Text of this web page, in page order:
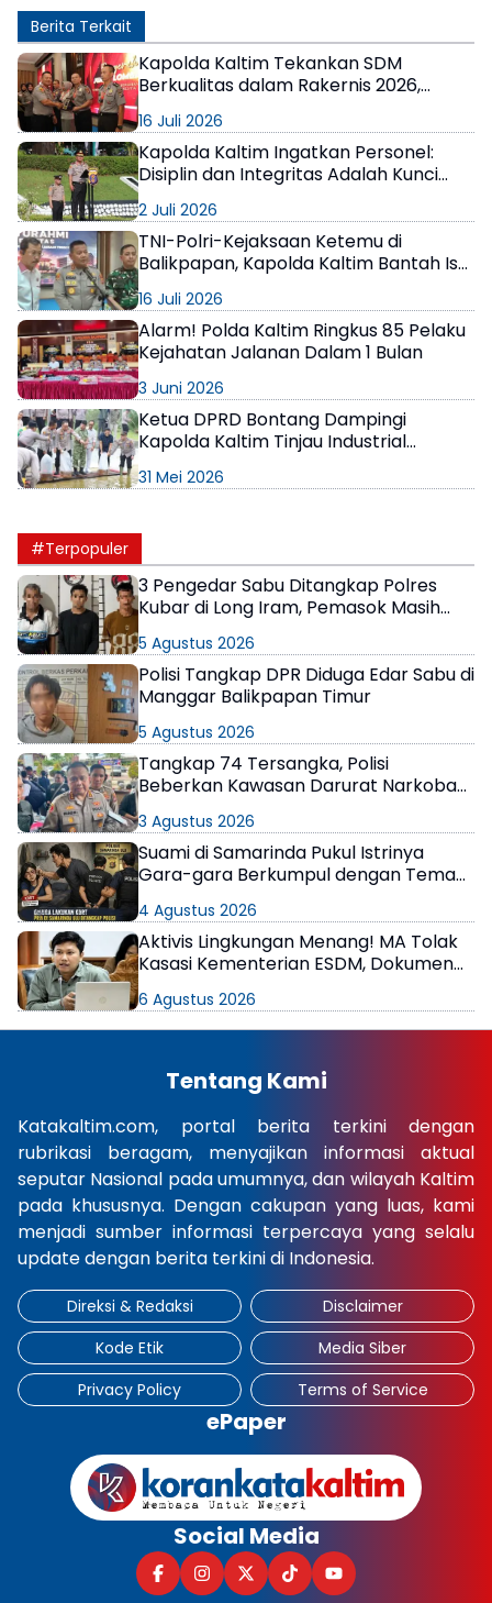
Berita Terkait
Kapolda Kaltim Tekankan SDM
Berkualitas dalam Rakernis 2026,
16 Juli 2026
Kapolda Kaltim Ingatkan Personel:
Disiplin dan Integritas Adalah Kunci
2 Juli 2026
TNI-Polri-Kejaksaan Ketemu di
Balikpapan, Kapolda Kaltim Bantah Isu
16 Juli 2026
Alarm! Polda Kaltim Ringkus 85 Pelaku
Kejahatan Jalanan Dalam 1 Bulan
3 Juni 2026
Ketua DPRD Bontang Dampingi
Kapolda Kaltim Tinjau Industrial
dan Ketahanan Pangan
31 Mei 2026
#Terpopuler
3 Pengedar Sabu Ditangkap Polres
Kubar di Long Iram, Pemasok Masih
5 Agustus 2026
Polisi Tangkap DPR Diduga Edar Sabu di
Manggar Balikpapan Timur
5 Agustus 2026
Tangkap 74 Tersangka, Polisi
Beberkan Kawasan Darurat Narkoba
3 Agustus 2026
Suami di Samarinda Pukul Istrinya
Gara-gara Berkumpul dengan Teman
4 Agustus 2026
Aktivis Lingkungan Menang! MA Tolak
Kasasi Kementerian ESDM, Dokumen
Publik
6 Agustus 2026
Tentang Kami
Katakaltim.com, portal berita terkini dengan
rubrikasi beragam, menyajikan informasi aktual
seputar Nasional pada umumnya, dan wilayah Kaltim
pada khususnya. Dengan cakupan yang luas, kami
menjadi sumber informasi terpercaya yang selalu
update dengan berita terkini di Indonesia.
Direksi & Redaksi
Disclaimer
Kode Etik
Media Siber
Privacy Policy
Terms of Service
ePaper
Social Media